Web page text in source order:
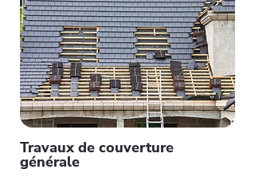
Travaux de couverture
générale